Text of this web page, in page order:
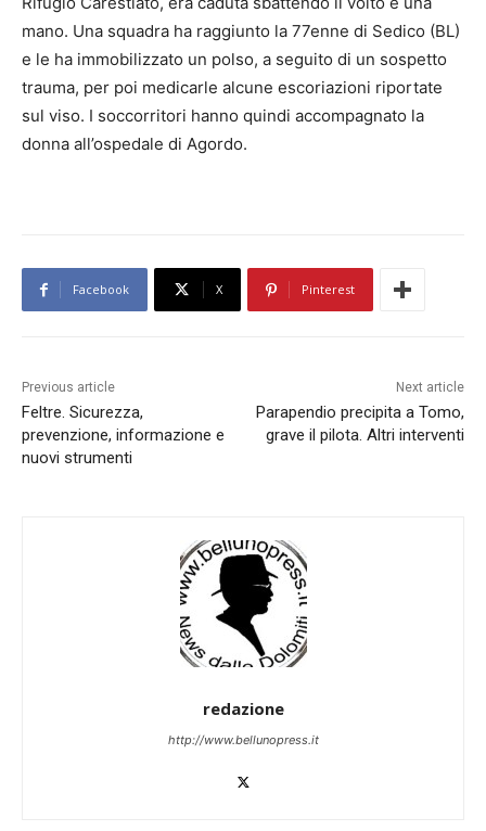
mano. Una squadra ha raggiunto la 77enne di Sedico (BL)
e le ha immobilizzato un polso, a seguito di un sospetto
trauma, per poi medicarle alcune escoriazioni riportate
sul viso. I soccorritori hanno quindi accompagnato la
donna all’ospedale di Agordo.
Facebook X Pinterest
Previous article
Feltre. Sicurezza,
prevenzione, informazione e
nuovi strumenti
Next article
Parapendio precipita a Tomo,
grave il pilota. Altri interventi
redazione
http://www.bellunopress.it